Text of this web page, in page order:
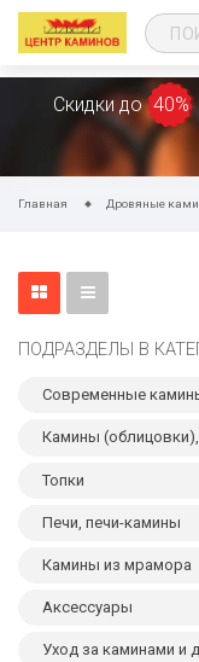
Скидки до 40%
Главная Дровяные
ПОДРАЗДЕЛЫ В
Современные
Камины
Топки
Печи, печи-камины
Камины из мрамора
Аксессуары
Уход за каминами и